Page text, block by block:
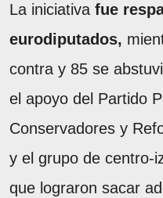
La iniciativa fue
eurodiputados,
contra y 85 se
el apoyo del Partido
Conservadores y
y el grupo de centro-
que lograron sacar